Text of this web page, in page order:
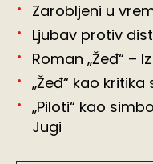
Zarobljeni u
Ljubav protiv
Roman „Žeđ“ –
„Žeđ“ kao
„Piloti“ kao
Jugi